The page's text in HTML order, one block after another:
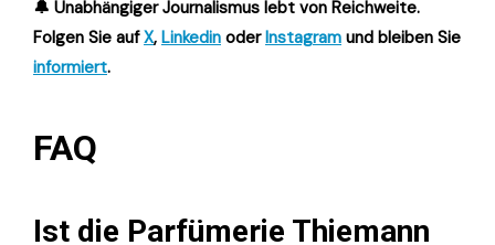
🔔 Unabhängiger Journalismus lebt von Reichweite.
Folgen Sie aufX, Linkedin oderInstagram und bleiben Sie
informiert.
FAQ
Ist die Parfümerie Thiemann